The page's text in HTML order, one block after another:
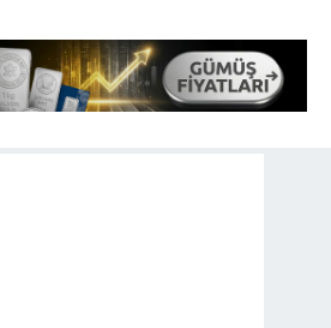
Korunması Kanunu uyarınca
Metnimizi okumak ve sitemizde